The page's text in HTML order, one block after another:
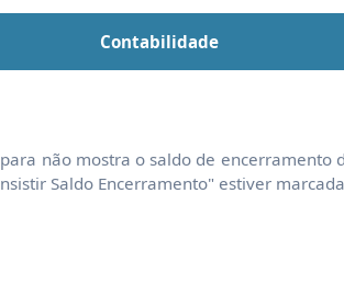
Contabilidade
não mostra o saldo de encerramento
Saldo Encerramento" estiver marcada